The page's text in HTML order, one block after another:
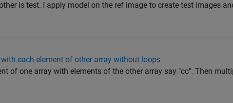
is test. I apply model on the ref image to create test images
each element of other array without loops
of one array with elements of the other array say "cc". Then